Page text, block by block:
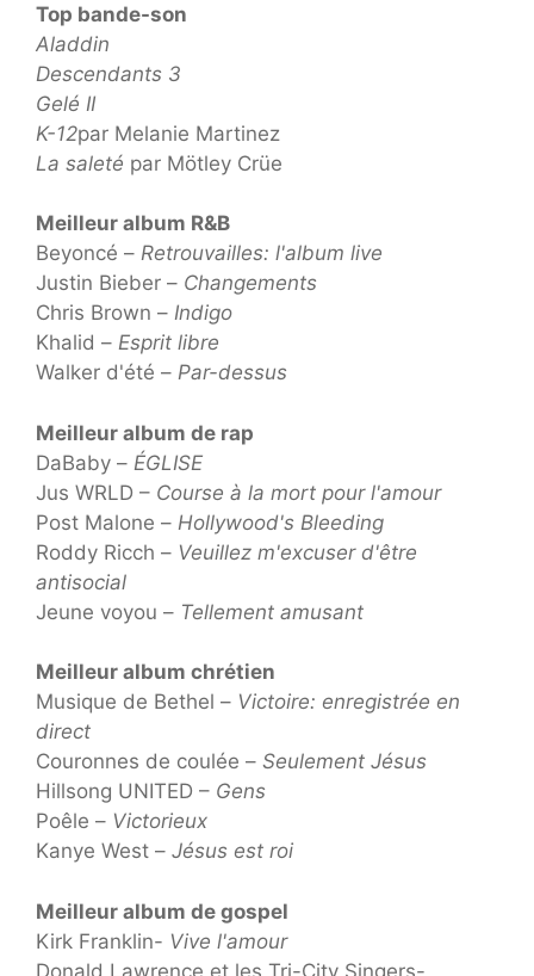
Top bande-son
Aladdin
Descendants 3
Gelé II
K-12par Melanie Martinez
La saleté par Mötley Crüe
Meilleur album R&B
Beyoncé – Retrouvailles: l'album live
Justin Bieber – Changements
Chris Brown – Indigo
Khalid – Esprit libre
Walker d'été – Par-dessus
Meilleur album de rap
DaBaby – ÉGLISE
Jus WRLD – Course à la mort pour l'amour
Post Malone – Hollywood's Bleeding
Roddy Ricch – Veuillez m'excuser d'être
antisocial
Jeune voyou – Tellement amusant
Meilleur album chrétien
Musique de Bethel – Victoire: enregistrée en
direct
Couronnes de coulée – Seulement Jésus
Hillsong UNITED – Gens
Poêle – Victorieux
Kanye West – Jésus est roi
Meilleur album de gospel
Kirk Franklin- Vive l'amour
Donald Lawrence et les Tri-City Singers-